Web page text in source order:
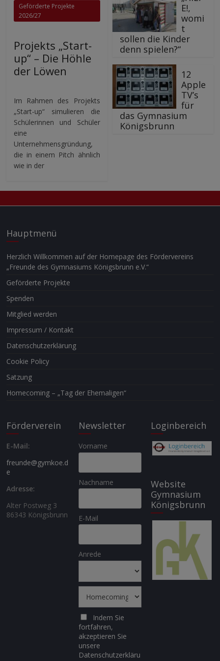
Geförderte Projekte
2026/27
Projekts „Start-
up“ – Die Höhle
der Löwen
Im Rahmen des Projekts
„Start-up“ simulieren die
Schülerinnen und Schüler
eine
Unternehmensgründung,
die in einem Pitch ähnlich
wie in der
E!,
womi
t
sollen die Kinder
denn spielen?“
12
Apple
TV’s
für
das Gymnasium
Königsbrunn
Hauptmenü
Herzlich Willkommen auf der Homepage des Fördervereins
„Freunde des Gymnasiums Königsbrunn e.V.“
Geförderte Projekte
Spenden
Mitglied werden
Impressum / Kontakt
Datenschutzerklärung
Cookie Policy
Satzung
Homecoming – „Tag der Ehemaligen“
Förderverein
E-Mail:
freunde@gymkoe.d
e
Adresse:
Alter Postweg 3
86343 Königsbrunn
Newsletter
Vorname
Nachname
E-Mail
Anrede
Indem Sie
fortfahren,
akzeptieren Sie
unsere
Datenschutzerkläru
Loginbereich
Website
Gymnasium
Königsbrunn